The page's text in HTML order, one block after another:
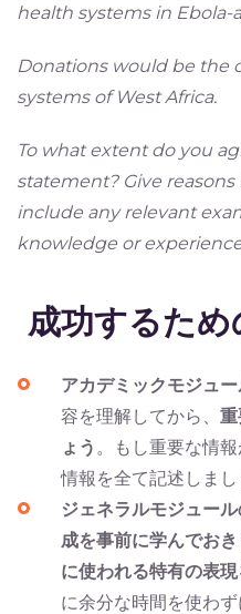
health systems in Ebola-
Donations would be the
systems of West Africa.
To what extent do you
statement? Give
include any relevant
knowledge or
成功するた
アカデミックモジュ
容を理解してから、
ょう 。もし重要な情
情報を全て記述しまし
ジェネラルモジュー
成を事前に学んでおき
に使われる特有の表現
に余分な時間を使わ